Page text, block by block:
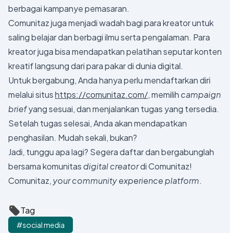
berbagai kampanye pemasaran.
Comunitaz juga menjadi wadah bagi para kreator untuk
saling belajar dan berbagi ilmu serta pengalaman. Para
kreator juga bisa mendapatkan pelatihan seputar konten
kreatif langsung dari para pakar di dunia digital.
Untuk bergabung, Anda hanya perlu mendaftarkan diri
melalui situshttps://comunitaz.com/, memilih campaign
briefyang sesuai, dan menjalankan tugas yang tersedia.
Setelah tugas selesai, Anda akan mendapatkan
penghasilan. Mudah sekali, bukan?
Jadi, tunggu apa lagi? Segera daftar dan bergabunglah
bersama komunitas digital creatordi Comunitaz!
Comunitaz, your community experience platform.
Tag
#social media